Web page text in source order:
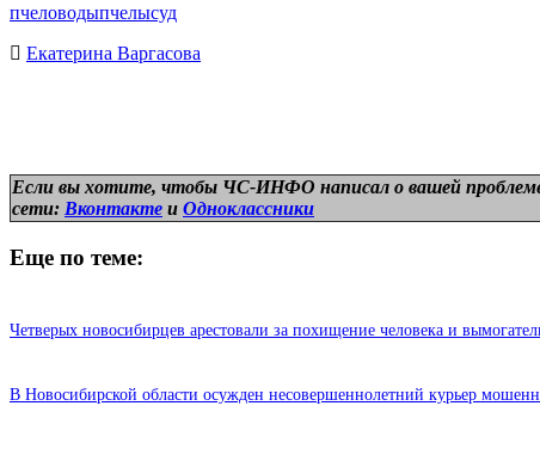
пчеловодыпчелысуд
Екатерина Варгасова
Если вы хотите, чтобы ЧС-ИНФО написал о вашей
сети: Вконтакте и Одноклассники
Еще по теме:
Четверых новосибирцев арестовали за похищение человека и
В Новосибирской области осужден несовершеннолетний курьер